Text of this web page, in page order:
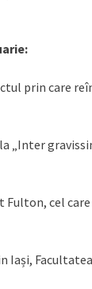
prin care
„Inter
cel
Iași,